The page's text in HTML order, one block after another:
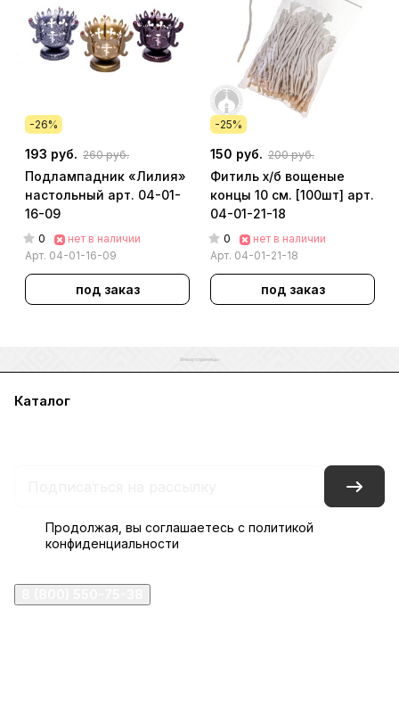
-26%
193 руб. 260 руб.
Подлампадник «Лилия»
настольный арт. 04-01-
16-09
0
нет в наличии
Арт. 04-01-16-09
под заказ
-25%
150 руб. 200 руб.
Фитиль х/б вощеные
концы 10 см. [100шт] арт.
04-01-21-18
0
нет в наличии
Арт. 04-01-21-18
под заказ
Каталог
Продолжая, вы соглашаетесь с политикой
конфиденциальности